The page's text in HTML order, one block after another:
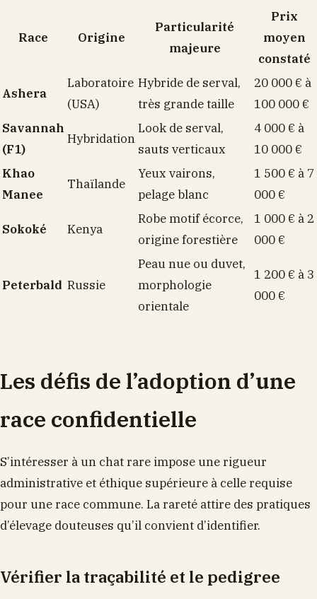
Race Origine
Particularité
majeure
Prix
moyen
constaté
Ashera
Laboratoire
(USA)
Hybride de serval,
très grande taille
20 000 € à
100 000 €
Savannah
(F1)
Hybridation
Look de serval,
sauts verticaux
4 000 € à
10 000 €
Khao
Manee
Thaïlande
Yeux vairons,
pelage blanc
1 500 € à 7
000 €
Sokoké Kenya
Robe motif écorce,
origine forestière
1 000 € à 2
000 €
Peterbald Russie
Peau nue ou duvet,
morphologie
orientale
1 200 € à 3
000 €
Les défis de l’adoption d’une
race confidentielle
S’intéresser à un chat rare impose une rigueur
administrative et éthique supérieure à celle requise
pour une race commune. La rareté attire des pratiques
d’élevage douteuses qu’il convient d’identifier.
Vérifier la traçabilité et le pedigree